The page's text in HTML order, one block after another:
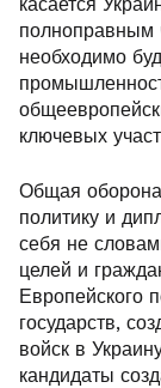
необходимо
ключевых
Общая
политику и
себя не
целей и
Европейского
государств,
войск в
кандидаты